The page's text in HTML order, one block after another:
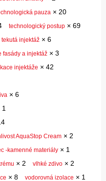
pauza × 20
technologický postup × 69
tekutá injektáž × 6
fasády a injektáž × 3
injektáže × 42
× 6
1
AquaStop Cream × 2
-kamenné materiály × 1
× 2 vlhké zdivo × 2
× 8 vodorovná izolace × 1